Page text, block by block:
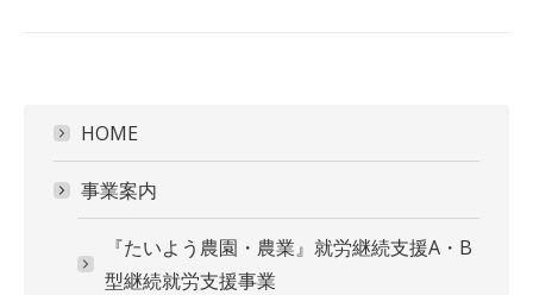
HOME
事業案内
『たいよう農園・農業』就労継続支援A・B
型継続就労支援事業